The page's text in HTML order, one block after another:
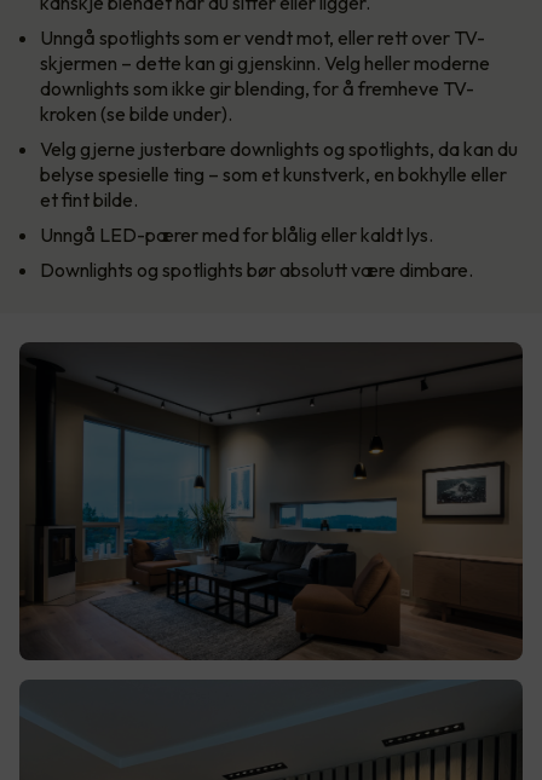
Unngå spotlights som er vendt mot, eller rett over TV-
skjermen – dette kan gi gjenskinn. Velg heller moderne
downlights som ikke gir blending, for å fremheve TV-
kroken (se bilde under).
Velg gjerne justerbare downlights og spotlights, da kan du
belyse spesielle ting – som et kunstverk, en bokhylle eller
et fint bilde.
Unngå LED-pærer med for blålig eller kaldt lys.
Downlights og spotlights bør absolutt være dimbare.